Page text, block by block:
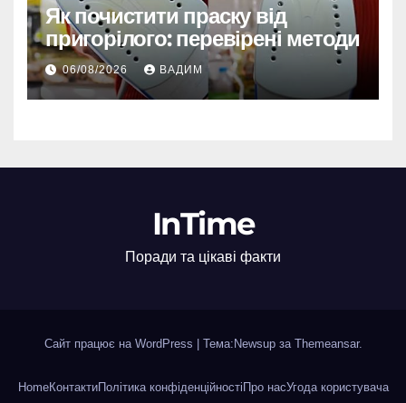
Як почистити праску від
пригорілого: перевірені методи
06/08/2026 ВАДИМ
InTime
Поради та цікаві факти
Сайт працює на WordPress Тема:Newsup за Themeansar.
HomeКонтактиПолітика конфіденційності Про насУгода користувача